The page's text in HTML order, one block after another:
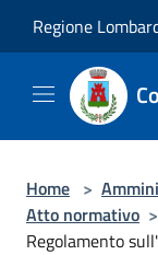
Regione
Home >
Atto normativo >
Regolamento